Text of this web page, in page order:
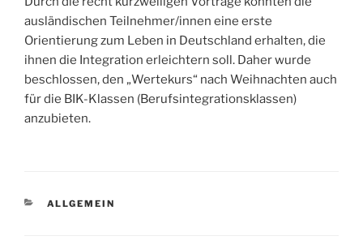
ausländischen Teilnehmer/innen eine erste
Orientierung zum Leben in Deutschland erhalten, die
ihnen die Integration erleichtern soll. Daher wurde
beschlossen, den „Wertekurs“ nach Weihnachten auch
für die BIK-Klassen (Berufsintegrationsklassen)
anzubieten.
KATEGORIEN
ALLGEMEIN